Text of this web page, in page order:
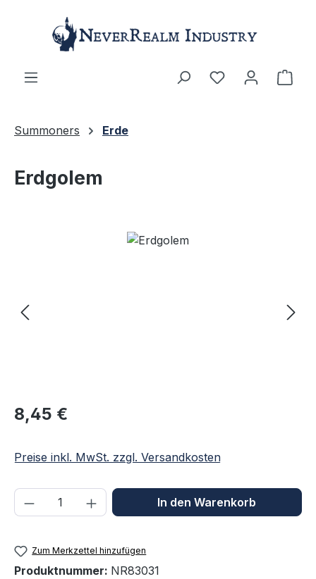
Zum Hauptinhalt springen
Summoners Erde
Erdgolem
Bildergalerie überspringen
Regulärer Preis:
8,45 €
Preise inkl. MwSt. zzgl. Versandkosten
Produkt Anzahl: Gib denIn den Warenkorb
Zum Merkzettel hinzufügen
Produktnummer: NR83031